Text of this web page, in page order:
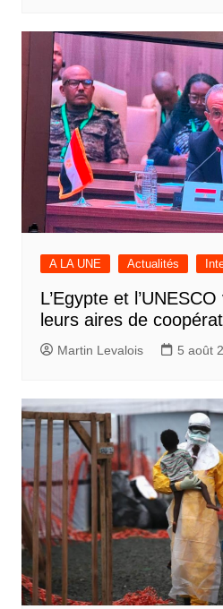
A LA UNE Actualités
L’Egypte et
leurs aires de
Martin Levalois 5 août